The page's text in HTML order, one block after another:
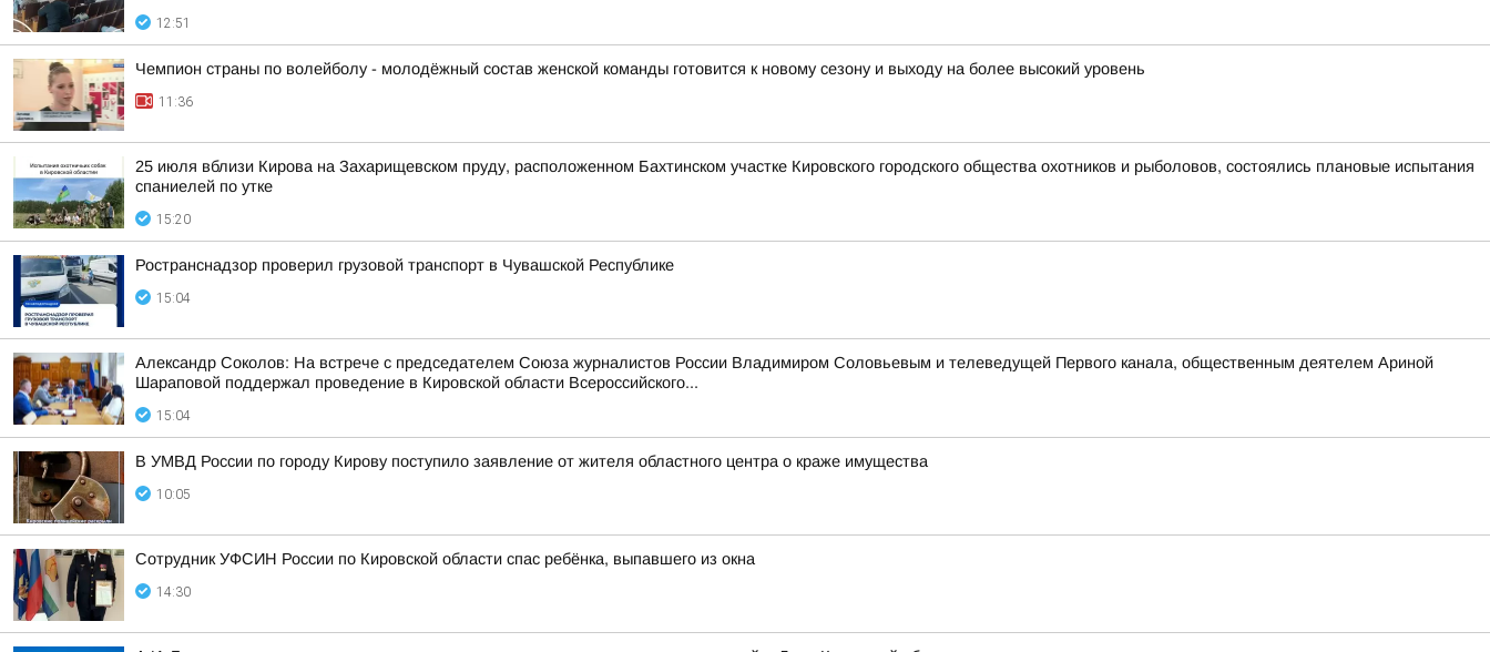
12:51
Чемпион страны по волейболу - молодёжный состав женской команды готовится к новому сезону и выходу на более высокий уровень
11:36
25 июля вблизи Кирова на Захарищевском пруду, расположенном Бахтинском участке Кировского городского общества охотников и рыболовов, состоялись плановые испытания
спаниелей по утке
15:20
Ространснадзор проверил грузовой транспорт в Чувашской Республике
15:04
Александр Соколов: На встрече с председателем Союза журналистов России Владимиром Соловьевым и телеведущей Первого канала, общественным деятелем Ариной
Шараповой поддержал проведение в Кировской области Всероссийского...
15:04
В УМВД России по городу Кирову поступило заявление от жителя областного центра о краже имущества
10:05
Сотрудник УФСИН России по Кировской области спас ребёнка, выпавшего из окна
14:30